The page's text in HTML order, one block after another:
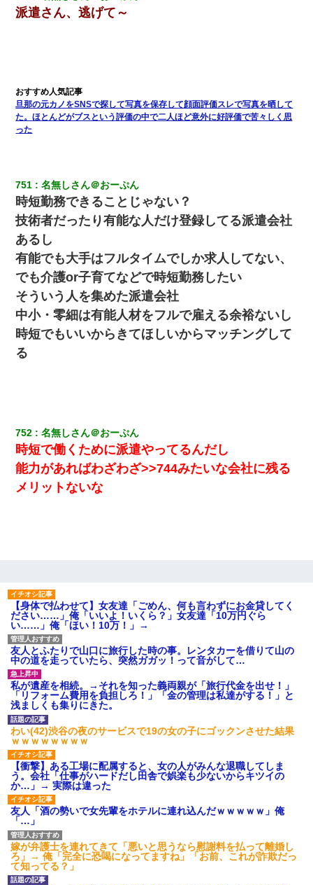
昨日37歳のおばさんと行為したんだけどめちゃくちゃだった
妊娠中に「おいこのブタ女！てめー席譲れ！」と絡まれ腹を殴る
真似された。泣きながら夫に話すと一年後に…
【衝撃】ある工場に配属すると、女の人がみんな退職してしま
う。会社「仕事がハードだし田舎で娯楽も少ないからキツイの
か…」→ 実際は違った
隣の部屋の住民の母親、オートロックを突破してマンションに入
り込んできたみたいで、ずっとドアの前で喚いてて滅茶苦茶うる
さかった。
旦那の元嫁「離婚したとはいえ、私が本来の妻。許可なく結婚す
るなんてどういう神経してるの？離婚届を記入して持って来い」
→笑いが止まらなくなり・・・
【衝撃】職場に入って来た綺麗な新人さんに職場を案内すること
に → 新人「ドンッ！」私「！？」→ 突然、突き飛ばされて左手
の甲を踏みつけられて…
書店「息子さんが万引きしました」私「はっ？(息子目の前にいる
し…)うちの子ではないので迎えに行きません」→息子を名乗って
た人物の正体が判明するも・・・
嫁に不倫されたから嫁と不倫相手に1000万の慰謝料請求した
【悲報】姉と入浴中に大きくなってしまった結果ｗｗｗｗｗｗｗ
ｗ
婚活パーティーでよく会う美女がいた。こんな完璧な容姿を持っ
てしても結婚て難しいんだなぁ…と思ってた
派遣さん、逃げて～
旦那の元カノをSNSで探して写真を保存して顔面評価スレで写真を晒して
た。ほとんどがブスという評価の中で二人ほど意外に好評価で苦々しく思
った
751 名無しさん＠おーぷん
時短勤務できることじゃない？
技術者だったり有能な人だけ登録してる派遣会社
あるし
有能でも大手はフルタイムでしか求人してない、
でも介護or子育てなどで時短勤務したい
そういう人を集めた派遣会社
中小・零細は有能人材をフルで雇える余裕ないし
時短でもいいからきてほしいからマッチングして
る
752 名無しさん＠おーぷん
時短で働くために派遣やってるんだし
能力があればわざわざ>>744みたいな会社に残る
メリットないな
【身体で払わせて】女友達「ごめん、何も言わずにお金貸してく
ださい……」俺「いいよ！いくら？」女友達「10万円ぐら
い……」俺「ほい！10万！」→
友人とふたりで山口に旅行した時の事。レンタカーを借りて山の
中の道を走っていたら、突然ガガッ！って音がして…
私が遺産を相続。→それを知った義両親が「旅行代金を出せ！」
「リフォーム費用を負担しろ！」「金の管理は私達がする！」と
浅ましくも集りにきた。
わい(42)渋谷の夜のサービスで19の女の子にゴックンさせた結果
ｗｗｗｗｗｗｗｗ
【衝撃】ある工場に配属すると、女の人がみんな退職してしま
う。会社「仕事がハードだし田舎で娯楽も少ないからキツイの
か…」→ 実際は違った
友人「酒の勢いで女先輩をホテルに連れ込んだｗｗｗｗｗ」俺
「…」
嫁が弁護士を連れてきて「悪いと思うなら慰謝料を払って離婚し
ろ」→ 俺「完全に恐喝になってますね」「お前、これが詐欺だっ
て知ってる？」